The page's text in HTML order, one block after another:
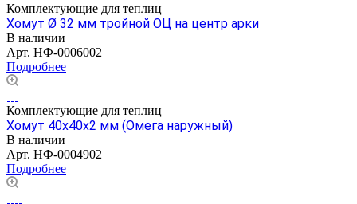
Комплектующие для теплиц
Хомут Ø 32 мм тройной ОЦ на центр арки
В наличии
Арт. НФ-0006002
Подробнее
Комплектующие для теплиц
Хомут 40х40х2 мм (Омега наружный)
В наличии
Арт. НФ-0004902
Подробнее